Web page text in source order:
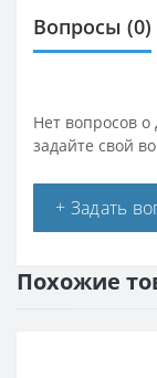
Вопросы (0)
Нет вопросов
задайте свой
+ Задать
Похожие